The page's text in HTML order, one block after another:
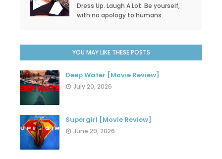
Dress Up. Laugh A Lot. Be yourself,
with no apology to humans.
YOU MAY LIKE THESE POSTS
Deep Water [Movie Review]
July 20, 2026
Supergirl [Movie Review]
June 29, 2026